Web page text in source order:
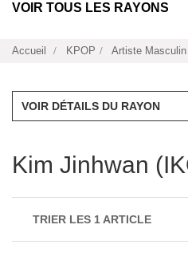
VOIR TOUS LES RAYONS
Accueil KPOP Artiste Masculin
VOIR DÉTAILS DU RAYON
Kim Jinhwan
TRIER LES 1 ARTICLE